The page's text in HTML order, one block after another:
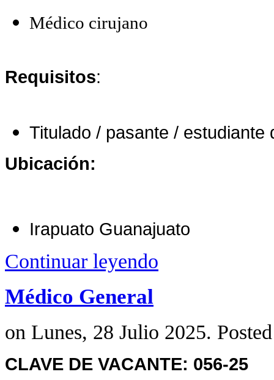
Médico cirujano
Requisitos:
Titulado / pasante / estudiante
Ubicación:
Irapuato Guanajuato
Continuar leyendo
Médico General
on Lunes, 28 Julio 2025.
CLAVE DE VACANTE: 056-25